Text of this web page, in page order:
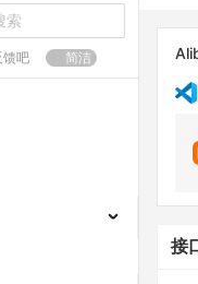
馈吧 简洁
接